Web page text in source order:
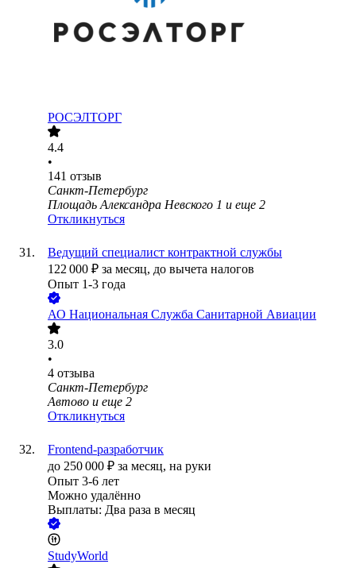
РОСЭЛТОРГ
4.4
•
141 отзыв
Санкт-Петербург
Площадь Александра Невского 1 и еще 2
Откликнуться
Ведущий специалист контрактной службы
122 000 ₽ за месяц, до вычета налогов
Опыт 1-3 года
АО Национальная Служба Санитарной Авиации
3.0
•
4 отзыва
Санкт-Петербург
Автово и еще 2
Откликнуться
Frontend-разработчик
до 250 000 ₽ за месяц, на руки
Опыт 3-6 лет
Можно удалённо
Выплаты: Два раза в месяц
StudyWorld